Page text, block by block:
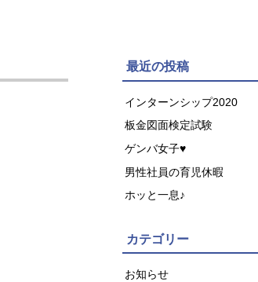
最近の投稿
インターンシップ2020
板金図面検定試験
ゲンバ女子♥
男性社員の育児休暇
ホッと一息♪
カテゴリー
お知らせ